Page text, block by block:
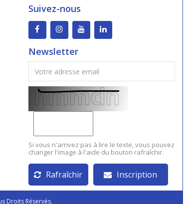
Suivez-nous
Newsletter
Si vous n'arrivez pas à lire le texte, vous pouvez
changer l'image à l'aide du bouton rafraîchir.
Rafraîchir Inscription
Droits Réservés.